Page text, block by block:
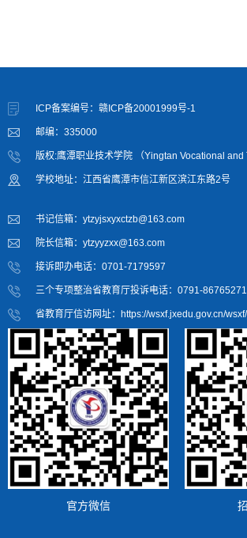
ICP备案编号：赣ICP备20001999号-1
邮编：335000
版权:鹰潭职业技术学院 （Yingtan Vocational and
学校地址：江西省鹰潭市信江新区滨江东路2号
书记信箱：ytzyjsxyxctzb@163.com
院长信箱：ytzyyzxx@163.com
接诉即办电话：0701-7179597
三个专项整治省教育厅投诉电话：0791-86765271
省教育厅信访网址：https://wsxf.jxedu.gov.cn/
官方微信